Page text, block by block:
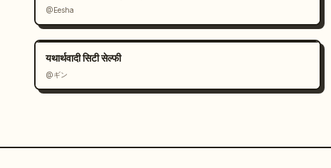
@Eesha
यथार्थवादी सिटी सेल्फी
@ギン